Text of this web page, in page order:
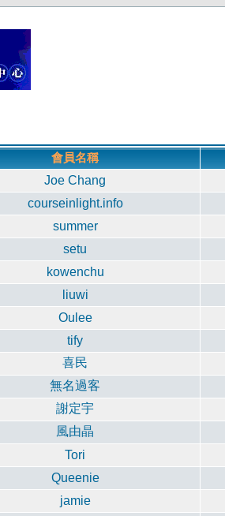
會員名稱
Joe Chang
courseinlight.info
summer
setu
kowenchu
liuwi
Oulee
tify
喜民
無名過客
謝定宇
風由晶
Tori
Queenie
jamie